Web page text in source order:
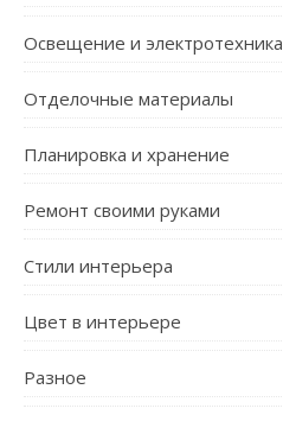
Освещение и электротехника
Отделочные материалы
Планировка и хранение
Ремонт своими руками
Стили интерьера
Цвет в интерьере
Разное